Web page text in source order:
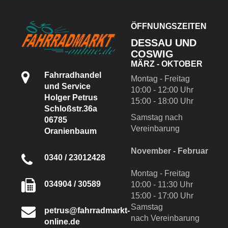
Fahrradhandel
und Service
Holger Petrus
Schloßstr.36a
06785
Oranienbaum
0340 / 23012428
034904 / 30589
petrus@fahrradmarkt-
online.de
ÖFFNUNGSZEITEN
DESSAU UND
COSWIG
MÄRZ - OKTOBER
Montag - Freitag
10:00 - 12:00 Uhr
15:00 - 18:00 Uhr
Samstag nach
Vereinbarung
November - Februar
Montag - Freitag
10:00 - 11:30 Uhr
15:00 - 17:00 Uhr
Samstag
nach Vereinbarung